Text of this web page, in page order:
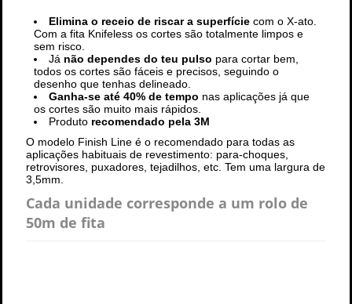
Elimina o receio de riscara superfície com o X-ato.
Com a fita Knifeless os cortes são totalmente limpos e
sem risco.
Já não dependes do teu pulso para cortar bem,
todos os cortes são fáceis e precisos, seguindo o
desenho que tenhas delineado.
Ganha-se até 40% de tempo nas aplicações já que
os cortes são muito mais rápidos.
Produto recomendado pela 3M
O modelo Finish Line é o recomendado para todas as
aplicações habituais de revestimento: para-choques,
retrovisores, puxadores, tejadilhos, etc. Tem uma largura de
3,5mm.
Cada unidade corresponde a um rolo de
50m de fita